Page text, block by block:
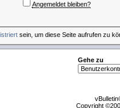
Angemeldet bleiben?
sein, um diese Seite aufrufen zu
Gehe zu
Copyright